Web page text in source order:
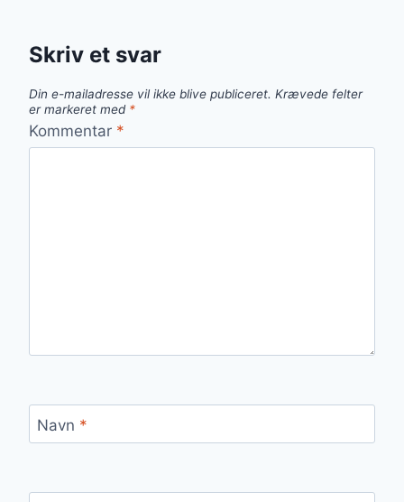
Skriv et svar
Din e-mailadresse vil ikke blive publiceret. Krævede felter
er markeret med *
Kommentar *
Navn *